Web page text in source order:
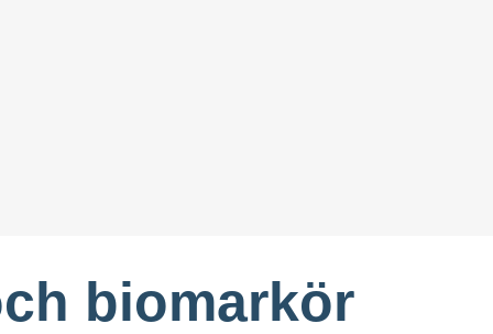
biomarkör